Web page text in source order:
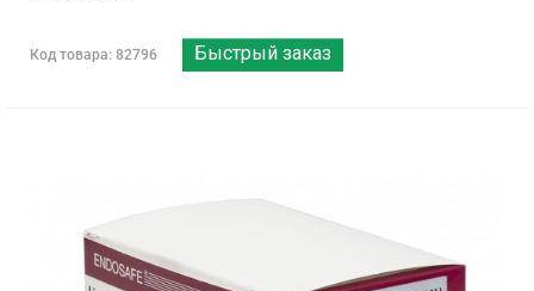
Код товара: 82796 Быстрый заказ